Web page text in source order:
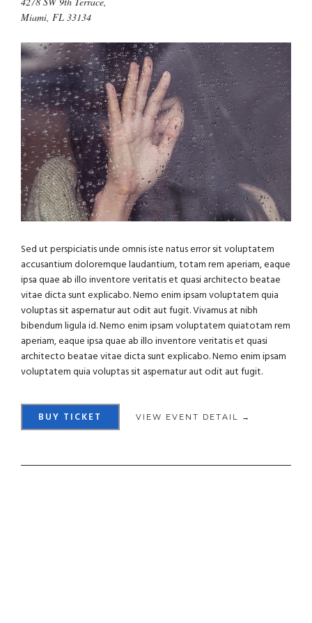
Miami, FL 33134
Sed ut perspiciatis unde omnis iste natus error sit voluptatem
accusantium doloremque laudantium, totam rem aperiam, eaque
ipsa quae ab illo inventore veritatis et quasi architecto beatae
vitae dicta sunt explicabo. Nemo enim ipsam voluptatem quia
voluptas sit aspernatur aut odit aut fugit. Vivamus at nibh
bibendum ligula id. Nemo enim ipsam voluptatem quiatotam rem
aperiam, eaque ipsa quae ab illo inventore veritatis et quasi
architecto beatae vitae dicta sunt explicabo. Nemo enim ipsam
voluptatem quia voluptas sit aspernatur aut odit aut fugit.
BUY TICKET VIEW EVENT DETAIL →